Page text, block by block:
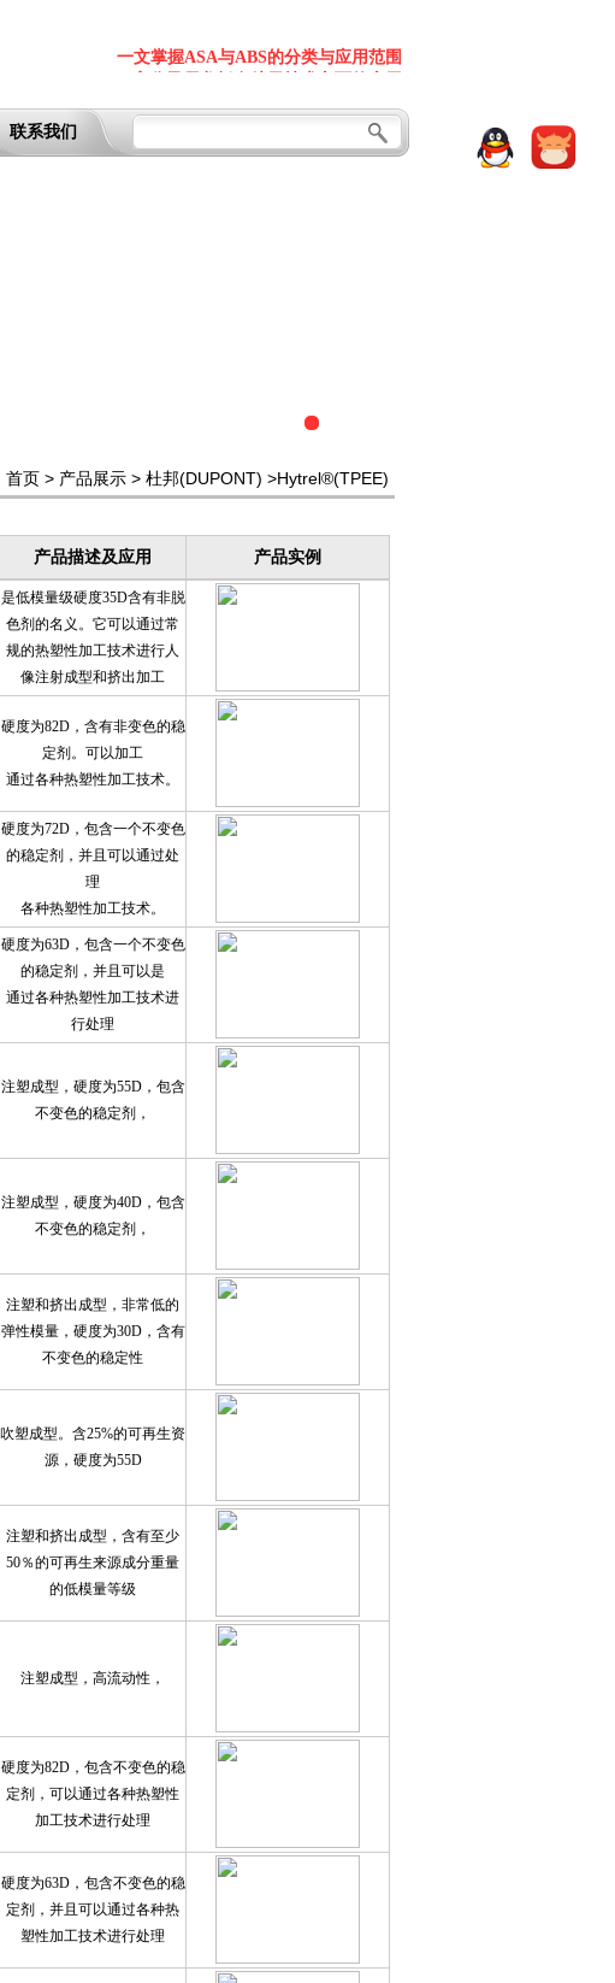
一文掌握ASA与ABS的分类与应用范围
塑料产品外观质量取决于色料与助剂
聚氨酯保温材料诸多性能详解
ABS塑料杰出功能及成型加工性 被广泛汽车、家电
碳纤维复合材料自行车发展优势
作为一个塑料人 怎能不知这些塑料的成型工艺
你知道吗？PTFE是“塑料王”
塑料材料在家用小电器中的应用情况
一文掌握ASA与ABS的分类与应用范围
发改委划重点 这些化工新材料技术要火
【塑料之谜】一开冰箱门 居然全是塑料！
ABS塑料杰出功能及成型加工性 被广泛汽车、家电
等行业
这些高性能塑料可以代替金属用于汽车发动机周边
碳纤维复合材料自行车发展优势
汽车应用中的工程塑料和特种塑料
作为一个塑料人 怎能不知这些塑料的成型工艺
塑料材料在家用小电器中的应用情况
联系我们
首页 > 产品展示 > 杜邦(DUPONT) >Hytrel®(TPEE)
产品描述及应用 产品实例
是低模量级硬度35D含有非脱
色剂的名义。它可以通过常
规的热塑性加工技术进行人
像注射成型和挤出加工
硬度为82D，含有非变色的稳
定剂。可以加工
通过各种热塑性加工技术。
硬度为72D，包含一个不变色
的稳定剂，并且可以通过处
理
各种热塑性加工技术。
硬度为63D，包含一个不变色
的稳定剂，并且可以是
通过各种热塑性加工技术进
行处理
注塑成型，硬度为55D，包含
不变色的稳定剂，
注塑成型，硬度为40D，包含
不变色的稳定剂，
注塑和挤出成型，非常低的
弹性模量，硬度为30D，含有
不变色的稳定性
吹塑成型。含25%的可再生资
源，硬度为55D
注塑和挤出成型，含有至少
50％的可再生来源成分重量
的低模量等级
注塑成型，高流动性，
硬度为82D，包含不变色的稳
定剂，可以通过各种热塑性
加工技术进行处理
硬度为63D，包含不变色的稳
定剂，并且可以通过各种热
塑性加工技术进行处理